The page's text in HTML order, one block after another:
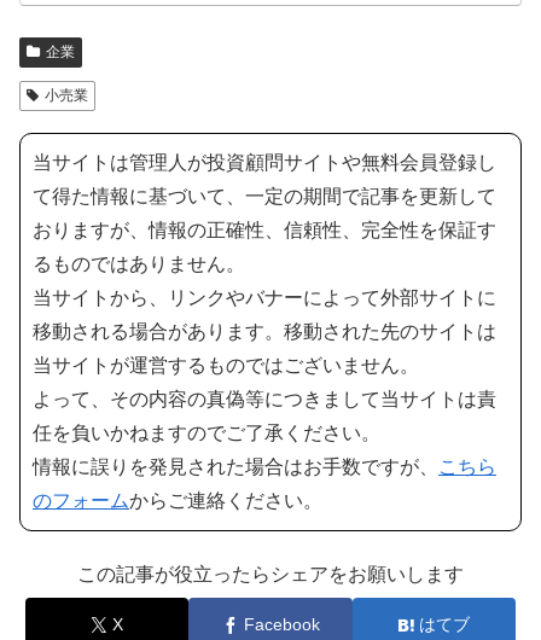
企業
小売業
当サイトは管理人が投資顧問サイトや無料会員登録し
て得た情報に基づいて、一定の期間で記事を更新して
おりますが、情報の正確性、信頼性、完全性を保証す
るものではありません。
当サイトから、リンクやバナーによって外部サイトに
移動される場合があります。移動された先のサイトは
当サイトが運営するものではございません。
よって、その内容の真偽等につきまして当サイトは責
任を負いかねますのでご了承ください。
情報に誤りを発見された場合はお手数ですが、
こちら
のフォームからご連絡ください。
この記事が役立ったらシェアをお願いします
X Facebook はてブ